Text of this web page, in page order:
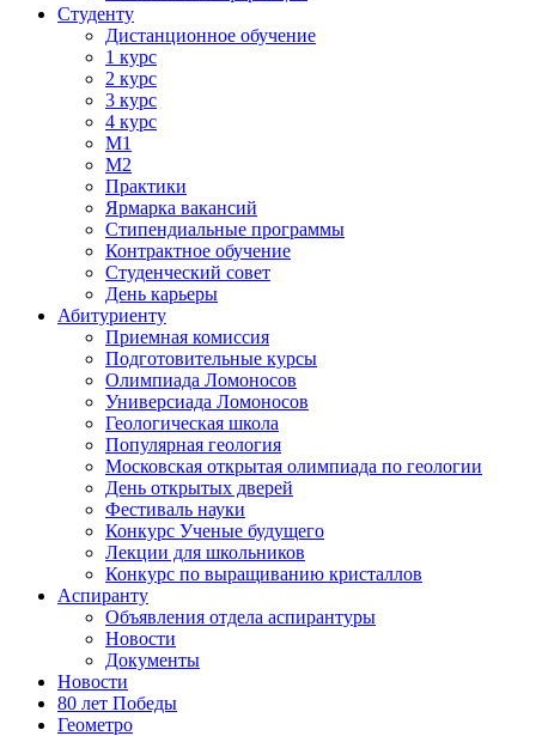
Студенту
Дистанционное обучение
1 курс
2 курс
3 курс
4 курс
М1
М2
Практики
Ярмарка вакансий
Стипендиальные программы
Контрактное обучение
Студенческий совет
День карьеры
Абитуриенту
Приемная комиссия
Подготовительные курсы
Олимпиада Ломоносов
Универсиада Ломоносов
Геологическая школа
Популярная геология
Московская открытая олимпиада по геологии
День открытых дверей
Фестиваль науки
Конкурс Ученые будущего
Лекции для школьников
Конкурс по выращиванию кристаллов
Аспиранту
Объявления отдела аспирантуры
Новости
Документы
Новости
80 лет Победы
Геометро